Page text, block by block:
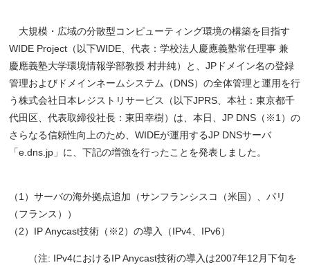
大規模・広域の分散型コンピューティング環境の構築を目指す
WIDE Project（以下WIDE、代表：学校法人慶應義塾常任理事 兼
慶應義塾大学環境情報学部教授 村井純）と、JPドメイン名の登録
管理およびドメインネームシステム（DNS）の全体管理と運用を行
う株式会社日本レジストリサービス（以下JPRS、本社：東京都千
代田区、代表取締役社長：東田幸樹）は、本日、JP DNS（※1）の
さらなる信頼性向上のため、WIDEが運用するJP DNSサーバ
「e.dns.jp」に、下記の増強を行ったことを発表しました。
（1）サーバの海外拠点追加（サンフランシスコ（米国）、パリ
（フランス））
（2）IP Anycast技術（※2）の導入（IPv4、IPv6）
（注: IPv4におけるIP Anycast技術の導入は2007年12月下旬を